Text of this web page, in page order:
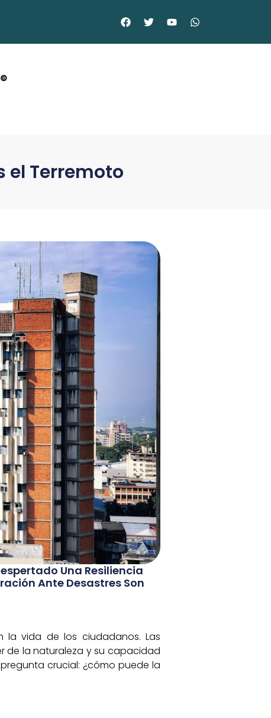
©
el Terremoto
Una Resiliencia
Ante Desastres Son
la vida de los ciudadanos. Las
de la naturaleza y su capacidad
crucial: ¿cómo puede la